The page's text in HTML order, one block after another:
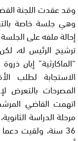
وقد عقدت اللجنة
وهي جلسة خاصة
إحالة ملفه على
ترشيح الرئيس له،
“الماكارثية” إبان
الاستجابة لطلب
المصرحات بالتعرض
اتهمت القاضي
مرحلة الدراسة
36 سنة، ولقيت